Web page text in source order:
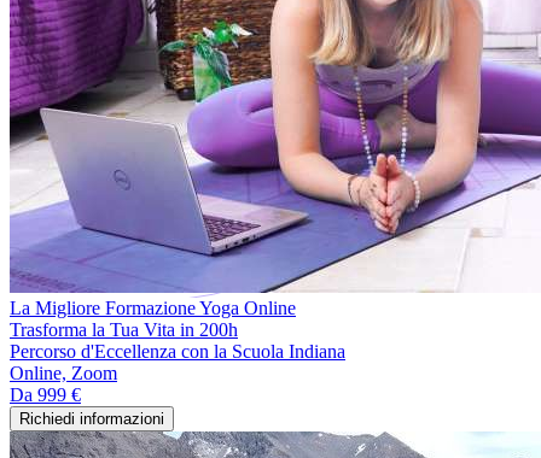
La Migliore Formazione Yoga Online
Trasforma la Tua Vita in 200h
Percorso d'Eccellenza con la Scuola Indiana
Online, Zoom
Da 999 €
Richiedi informazioni